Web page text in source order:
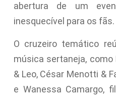
abertura de um
inesquecível para os fãs.
O cruzeiro temático
música sertaneja, como
& Leo, César Menotti &
e Wanessa Camargo,